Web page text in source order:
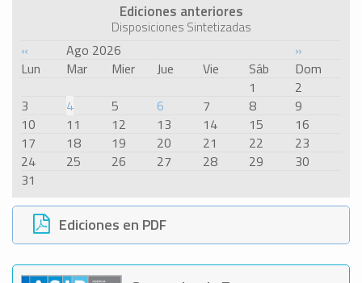
Ediciones anteriores
Disposiciones Sintetizadas
« Ago 2026
»
Lun
Mar Mier Jue Vie Sáb
Dom
1
2
3
4 5 6 7 8
9
10
11 12 13 14 15
16
17
18 19 20 21 22
23
24
25 26 27 28 29
30
31
Ediciones en PDF